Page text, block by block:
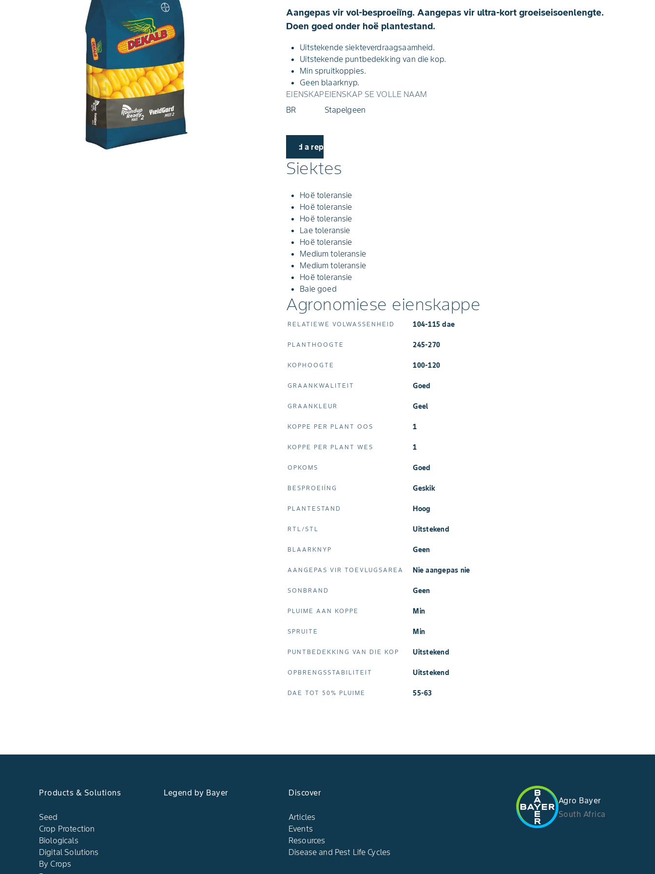
Aangepas vir vol-besproeiïng. Aangepas vir ultra-kort groeiseisoenlengte.
Doen goed onder hoë plantestand.
Uitstekende siekteverdraagsaamheid.
Uitstekende puntbedekking van die kop.
Min spruitkoppies.
Geen blaarknyp.
EIENSKAP
BR
EIENSKAP SE VOLLE NAAM
Stapelgeen
Find a rep
Siektes
Hoë toleransie
Hoë toleransie
Hoë toleransie
Lae toleransie
Hoë toleransie
Medium toleransie
Medium toleransie
Hoë toleransie
Baie goed
Agronomiese eienskappe
RELATIEWE VOLWASSENHEID 104-115 dae
PLANTHOOGTE 245-270
KOPHOOGTE 100-120
GRAANKWALITEIT Goed
GRAANKLEUR Geel
KOPPE PER PLANT OOS 1
KOPPE PER PLANT WES 1
OPKOMS Goed
BESPROEIÏNG Geskik
PLANTESTAND Hoog
RTL/STL Uitstekend
BLAARKNYP Geen
AANGEPAS VIR TOEVLUGSAREA Nie aangepas nie
SONBRAND Geen
PLUIME AAN KOPPE Min
SPRUITE Min
PUNTBEDEKKING VAN DIE KOP Uitstekend
OPBRENGSSTABILITEIT Uitstekend
DAE TOT 50% PLUIME 55-63
Products & Solutions
Seed
Crop Protection
Biologicals
Digital Solutions
By Crops
Legend by Bayer Discover
Articles
Events
Resources
Disease and Pest Life Cycles
Agro Bayer
South Africa